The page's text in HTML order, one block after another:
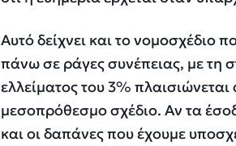
Αυτό δείχνει και το νομοσχέδιο
πάνω σε ράγες συνέπειας, με τη
ελλείματος του 3%
μεσοπρόθεσμο σχέδιο. Αν τα
και οι δαπάνες που έχουμε